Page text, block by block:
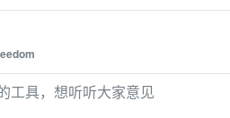
工具，想听听大家意见